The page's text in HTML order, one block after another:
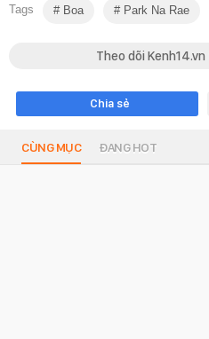
Tags Boa Park Na Rae
Theo dõi
Chia sẻ
CÙNG MỤC ĐANG HOT